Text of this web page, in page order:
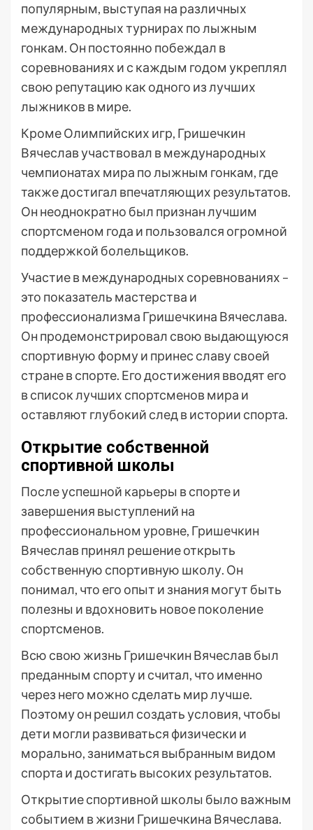
популярным, выступая на различных
международных турнирах по лыжным
гонкам. Он постоянно побеждал в
соревнованиях и с каждым годом укреплял
свою репутацию как одного из лучших
лыжников в мире.
Кроме Олимпийских игр, Гришечкин
Вячеслав участвовал в международных
чемпионатах мира по лыжным гонкам, где
также достигал впечатляющих результатов.
Он неоднократно был признан лучшим
спортсменом года и пользовался огромной
поддержкой болельщиков.
Участие в международных соревнованиях –
это показатель мастерства и
профессионализма Гришечкина Вячеслава.
Он продемонстрировал свою выдающуюся
спортивную форму и принес славу своей
стране в спорте. Его достижения вводят его
в список лучших спортсменов мира и
оставляют глубокий след в истории спорта.
Открытие собственной
спортивной школы
После успешной карьеры в спорте и
завершения выступлений на
профессиональном уровне, Гришечкин
Вячеслав принял решение открыть
собственную спортивную школу. Он
понимал, что его опыт и знания могут быть
полезны и вдохновить новое поколение
спортсменов.
Всю свою жизнь Гришечкин Вячеслав был
преданным спорту и считал, что именно
через него можно сделать мир лучше.
Поэтому он решил создать условия, чтобы
дети могли развиваться физически и
морально, заниматься выбранным видом
спорта и достигать высоких результатов.
Открытие спортивной школы было важным
событием в жизни Гришечкина Вячеслава.